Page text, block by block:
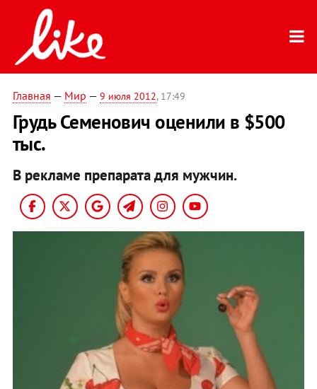
Главная — Мир — 9 июля 2012, 17:49
Грудь Семенович оценили в $500
тыс.
В рекламе препарата для мужчин.